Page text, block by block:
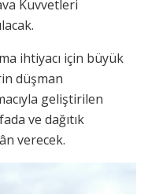
Kuvvetleri
ihtiyacı için büyük
düşman
geliştirilen
ve dağıtık
verecek.